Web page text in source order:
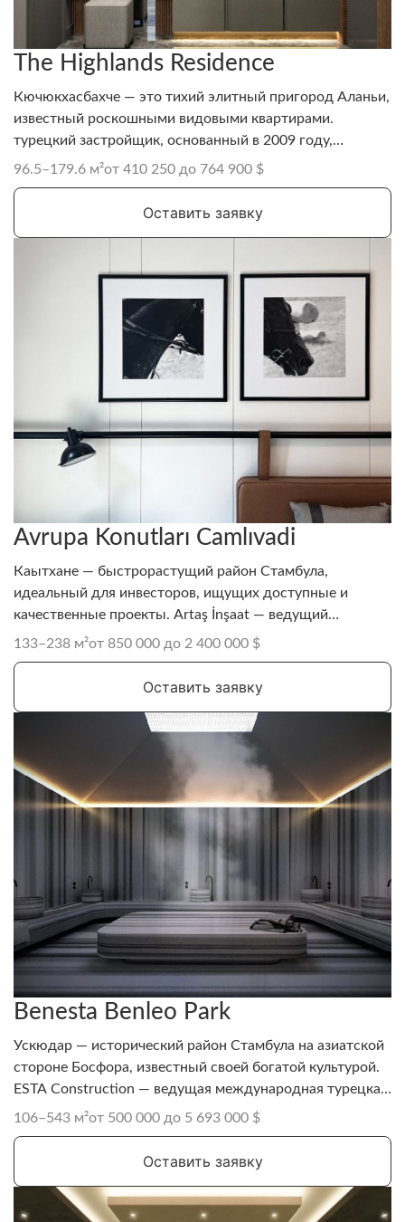
The Highlands Residence
Кючюкхасбахче — это тихий элитный пригород Аланьи,
известный роскошными видовыми квартирами.
турецкий застройщик, основанный в 2009 году,
специализирующийся на строительстве жилых
96.5–179.6 м²от 410 250 до 764 900 $
Оставить заявку
Avrupa Konutları Camlıvadi
Каытхане — быстрорастущий район Стамбула,
идеальный для инвесторов, ищущих доступные и
качественные проекты. Artaş İnşaat — ведущий
турецкий застройщик, построивший более 40 000
репутацией качества и своевременной сдачи.
133–238 м²от 850 000 до 2 400 000 $
Оставить заявку
Benesta Benleo Park
Ускюдар — исторический район Стамбула на азиатской
стороне Босфора, известный своей богатой культурой.
ESTA Construction — ведущая международная турецкая
строительная компания, основанная в 1995 году.
ESTA Construction успешно реализует
106–543 м²от 500 000 до 5 693 000 $
Оставить заявку